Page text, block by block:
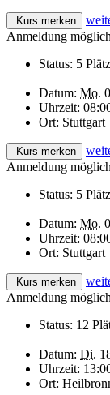
Kurs merken
Anmeldung möglich
Status: 5
Datum: Mo.
Uhrzeit:
Ort: Stuttgart
Kurs merken
Anmeldung möglich
Status: 5
Datum: Mo.
Uhrzeit:
Ort: Stuttgart
Kurs merken
Anmeldung möglich
Status: 12
Datum: Di.
Uhrzeit:
Ort: